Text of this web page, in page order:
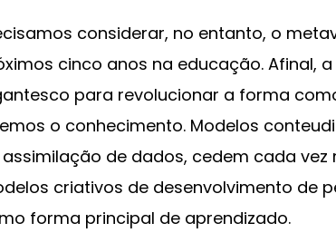
considerar, no entanto, o
cinco anos na educação. Afinal,
para revolucionar a forma
o conhecimento. Modelos
de dados, cedem cada vez
criativos de desenvolvimento de
forma principal de aprendizado.